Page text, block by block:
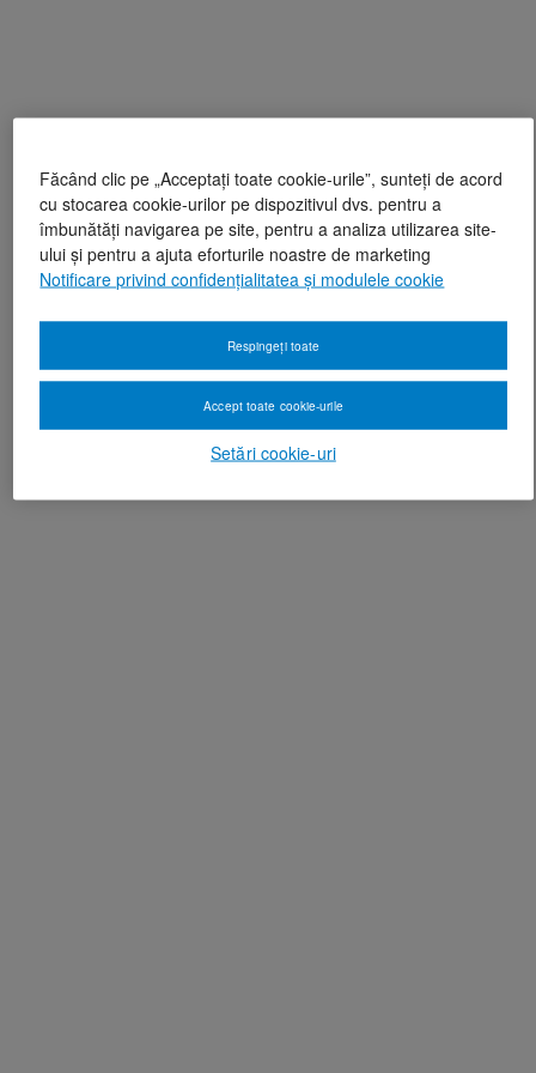
Făcând clic pe „Acceptați toate cookie-urile”, sunteți de acord
cu stocarea cookie-urilor pe dispozitivul dvs. pentru a
îmbunătăți navigarea pe site, pentru a analiza utilizarea site-
ului și pentru a ajuta eforturile noastre de marketing
Notificare privind confidențialitatea și modulele cookie
Setări cookie-uri
Respingeți toate
Accept toate cookie-urile